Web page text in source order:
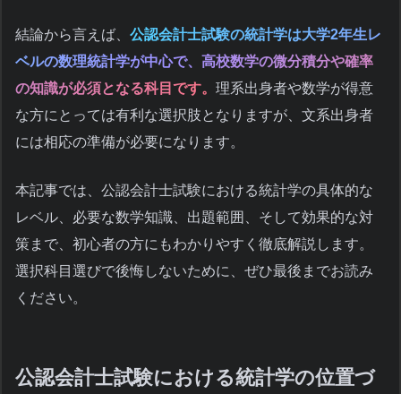
結論から言えば、 公認会計士試験の統計学は大学2年生レ
ベルの数理統計学が中心で、高校数学の微分積分や確率
の知識が必須となる科目です。 理系出身者や数学が得意
な方にとっては有利な選択肢となりますが、文系出身者
には相応の準備が必要になります。
本記事では、公認会計士試験における統計学の具体的な
レベル、必要な数学知識、出題範囲、そして効果的な対
策まで、初心者の方にもわかりやすく徹底解説します。
選択科目選びで後悔しないために、ぜひ最後までお読み
ください。
公認会計士試験における統計学の位置づ